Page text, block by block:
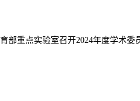
部重点实验室召开2024年度学术委